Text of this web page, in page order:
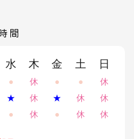
間
水 木 金 土 日
● 休 ● ●
休
★ 休 ★ 休
休
● 休 ● 休 休